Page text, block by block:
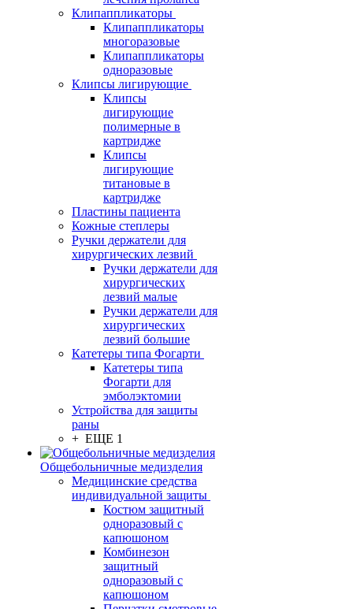
Клипаппликаторы
Клипаппликаторы
многоразовые
Клипаппликаторы
одноразовые
Клипсы лигирующие
Клипсы
лигирующие
полимерные в
картридже
Клипсы
лигирующие
титановые в
картридже
Пластины пациента
Кожные степлеры
Ручки держатели для
хирургических лезвий
Ручки держатели для
хирургических
лезвий малые
Ручки держатели для
хирургических
лезвий большие
Катетеры типа Фогарти
Катетеры типа
Фогарти для
эмболэктомии
Устройства для защиты
раны
+ ЕЩЕ 1
Общебольничные медизделия
Медицинские средства
индивидуальной защиты
Костюм защитный
одноразовый с
капюшоном
Комбинезон
защитный
одноразовый с
капюшоном